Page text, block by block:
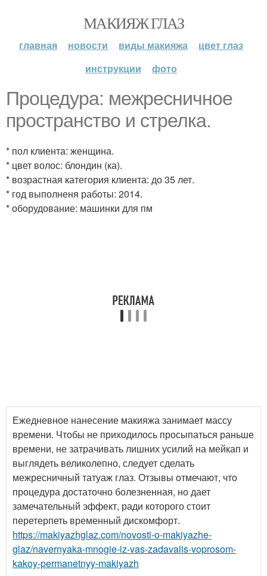
МАКИЯЖ ГЛАЗ
главная новости виды макияжа
цвет глаз
инструкции
фото
Процедура: межресничное
пространство и стрелка.
* пол клиента: женщина.
* цвет волос: блондин (ка).
* возрастная категория клиента: до 35 лет.
* год выполненя работы: 2014.
* оборудование: машинки для пм
Ежедневное нанесение макияжа занимает массу
времени. Чтобы не приходилось просыпаться раньше
времени, не затрачивать лишних усилий на мейкап и
выглядеть великолепно, следует сделать
межресничный татуаж глаз. Отзывы отмечают, что
процедура достаточно болезненная, но дает
замечательный эффект, ради которого стоит
перетерпеть временный дискомфорт.
https://makiyazhglaz.com/novosti-o-makiyazhe-
glaz/navernyaka-mnogie-iz-vas-zadavalis-voprosom-
kakoy-permanetnyy-makiyazh